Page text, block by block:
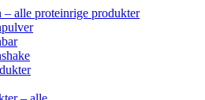
– alle proteinrige produkter